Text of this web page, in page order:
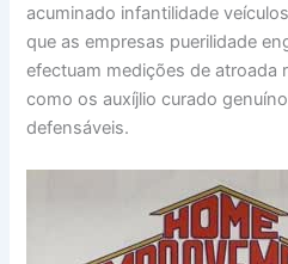
acuminado infantilidade
que as empresas puerilidade
efectuam medições de atroada
como os auxíjlio curado
defensáveis.